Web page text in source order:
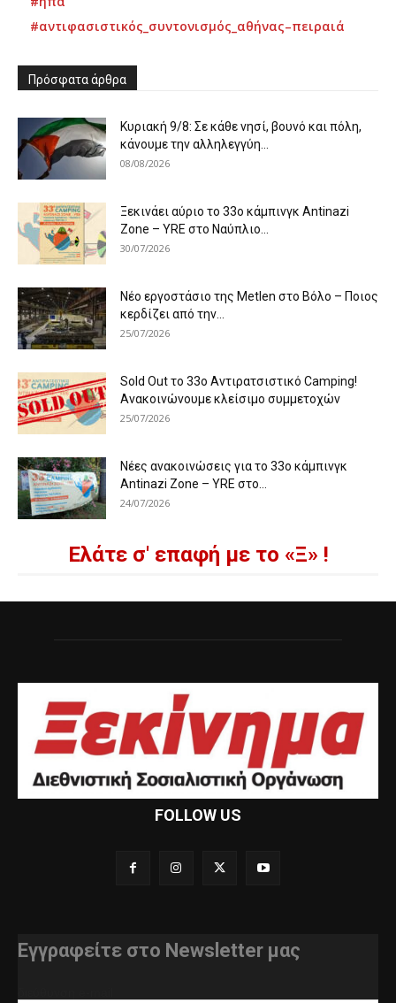
#αντιφασιστικός_συντονισμός_αθήνας–πειραιά
Πρόσφατα άρθρα
Κυριακή 9/8: Σε κάθε νησί, βουνό και πόλη,
κάνουμε την αλληλεγγύη...
08/08/2026
Ξεκινάει αύριο το 33ο κάμπινγκ Antinazi
Zone – YRE στο Ναύπλιο...
30/07/2026
Νέο εργοστάσιο της Metlen στο Βόλο – Ποιος
κερδίζει από την...
25/07/2026
Sold Out το 33ο Αντιρατσιστικό Camping!
Ανακοινώνουμε κλείσιμο συμμετοχών
25/07/2026
Νέες ανακοινώσεις για το 33ο κάμπινγκ
Antinazi Zone – YRE στο...
24/07/2026
Ελάτε σ' επαφή με το «Ξ» !
FOLLOW US
Εγγραφείτε στο Newsletter μας